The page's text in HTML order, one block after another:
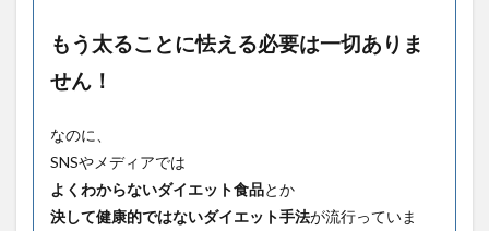
もう太ることに怯える必要は一切ありま
せん！
なのに、
SNSやメディアでは
よくわからないダイエット食品とか
決して健康的ではないダイエット手法が流行っていま